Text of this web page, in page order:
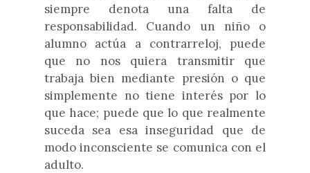
siempre denota una falta de
responsabilidad. Cuando un niño o
alumno actúa a contrarreloj, puede
que no nos quiera transmitir que
trabaja bien mediante presión o que
simplemente no tiene interés por lo
que hace; puede que lo que realmente
suceda sea esa inseguridad que de
modo inconsciente se comunica con el
adulto.